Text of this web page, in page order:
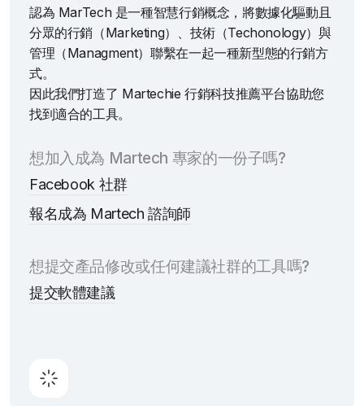
認為 MarTech 是一種智慧行銷概念，將數據化驅動且
分眾的行銷（Marketing）、技術（Techonology）與
管理（Managment）聯繫在一起一種新型態的行銷方
式。
因此我們打造了 Martechie 行銷科技推薦平台協助您
找到適合的工具。
想加入成為 Martech 專家的一份子嗎?
Facebook 社群
報名成為 Martech 諮詢師
想提交產品修改或任何建議社群的工具嗎?
提交軟體建議